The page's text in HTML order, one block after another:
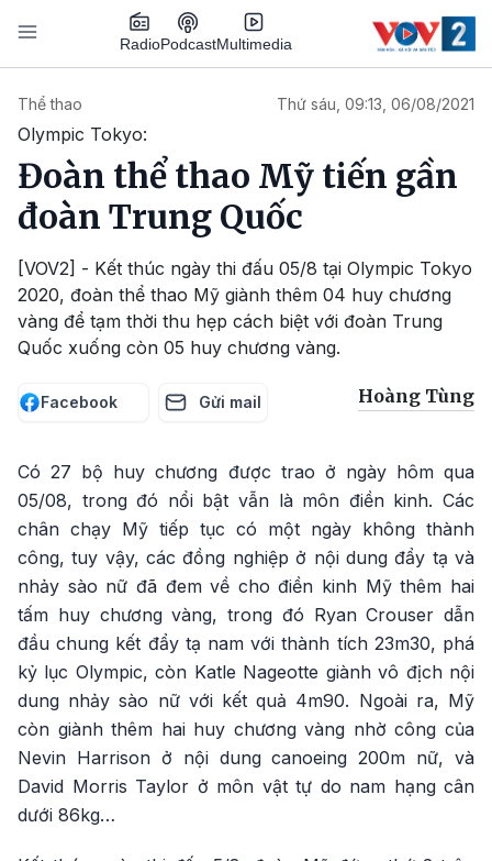
Nhảy đến nội dung
RadioPodcastMultimedia
Thể thao Thứ sáu, 09:13, 06/08/2021
Olympic Tokyo:
Đoàn thể thao Mỹ tiến gần
đoàn Trung Quốc
[VOV2] - Kết thúc ngày thi đấu 05/8 tại Olympic Tokyo
2020, đoàn thể thao Mỹ giành thêm 04 huy chương
vàng để tạm thời thu hẹp cách biệt với đoàn Trung
Quốc xuống còn 05 huy chương vàng.
Facebook Gửi mail Hoàng Tùng
Có 27 bộ huy chương được trao ở ngày hôm qua
05/08, trong đó nổi bật vẫn là môn điền kinh. Các
chân chạy Mỹ tiếp tục có một ngày không thành
công, tuy vậy, các đồng nghiệp ở nội dung đẩy tạ và
nhảy sào nữ đã đem về cho điền kinh Mỹ thêm hai
tấm huy chương vàng, trong đó Ryan Crouser dẫn
đầu chung kết đẩy tạ nam với thành tích 23m30, phá
kỷ lục Olympic, còn Katle Nageotte giành vô địch nội
dung nhảy sào nữ với kết quả 4m90. Ngoài ra, Mỹ
còn giành thêm hai huy chương vàng nhờ công của
Nevin Harrison ở nội dung canoeing 200m nữ, và
David Morris Taylor ở môn vật tự do nam hạng cân
dưới 86kg…